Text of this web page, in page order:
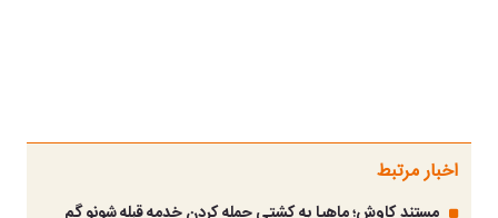
اخبار مرتبط